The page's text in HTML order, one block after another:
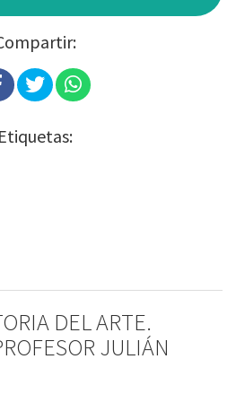
Etiquetas:
DEL ARTE.
JULIÁN